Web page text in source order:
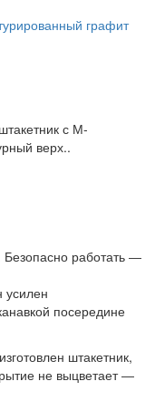
графит
с М-
верх..
Безопасно работать ―
посередине
штакетник,
не выцветает ―